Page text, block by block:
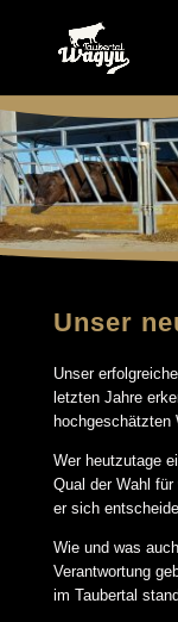
Unser
Unser
letzten Jahre
hochgeschätzten
Wer heutzutage
Qual der Wahl
er sich
Wie und was
Verantwortung
im Taubertal